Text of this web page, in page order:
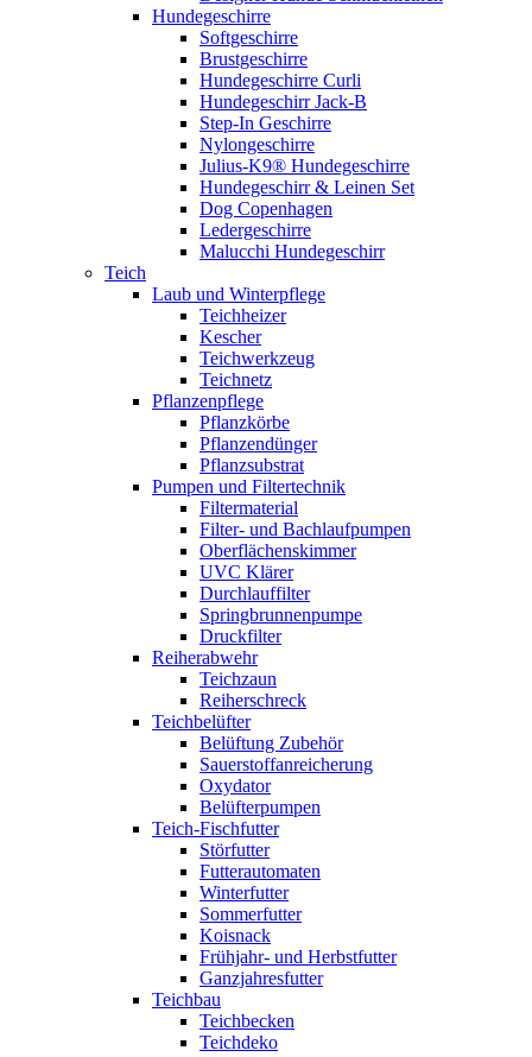
Hundegeschirre
Softgeschirre
Brustgeschirre
Hundegeschirre Curli
Hundegeschirr Jack-B
Step-In Geschirre
Nylongeschirre
Julius-K9® Hundegeschirre
Hundegeschirr & Leinen Set
Dog Copenhagen
Ledergeschirre
Malucchi Hundegeschirr
Teich
Laub und Winterpflege
Teichheizer
Kescher
Teichwerkzeug
Teichnetz
Pflanzenpflege
Pflanzkörbe
Pflanzendünger
Pflanzsubstrat
Pumpen und Filtertechnik
Filtermaterial
Filter- und Bachlaufpumpen
Oberflächenskimmer
UVC Klärer
Durchlauffilter
Springbrunnenpumpe
Druckfilter
Reiherabwehr
Teichzaun
Reiherschreck
Teichbelüfter
Belüftung Zubehör
Sauerstoffanreicherung
Oxydator
Belüfterpumpen
Teich-Fischfutter
Störfutter
Futterautomaten
Winterfutter
Sommerfutter
Koisnack
Frühjahr- und Herbstfutter
Ganzjahresfutter
Teichbau
Teichbecken
Teichdeko